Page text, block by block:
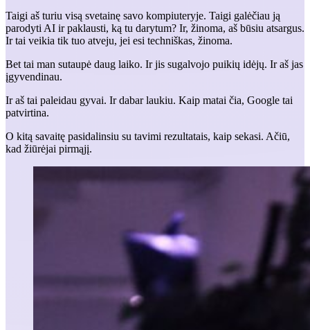
Taigi aš turiu visą svetainę savo kompiuteryje. Taigi galėčiau ją
parodyti AI ir paklausti, ką tu darytum? Ir, žinoma, aš būsiu atsargus.
Ir tai veikia tik tuo atveju, jei esi techniškas, žinoma.
Bet tai man sutaupė daug laiko. Ir jis sugalvojo puikių idėjų. Ir aš jas
įgyvendinau.
Ir aš tai paleidau gyvai. Ir dabar laukiu. Kaip matai čia, Google tai
patvirtina.
O kitą savaitę pasidalinsiu su tavimi rezultatais, kaip sekasi. Ačiū,
kad žiūrėjai pirmąjį.